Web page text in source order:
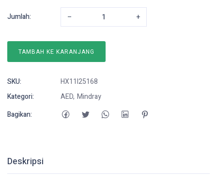
Jumlah: – +
TAMBAH KE KARANJANG
SKU:
HX11I25168
Kategori:
AED Mindray
Bagikan:
Deskripsi